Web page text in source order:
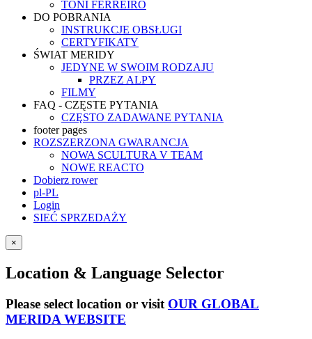
TONI FERREIRO
DO POBRANIA
INSTRUKCJE OBSŁUGI
CERTYFIKATY
ŚWIAT MERIDY
JEDYNE W SWOIM RODZAJU
PRZEZ ALPY
FILMY
FAQ - CZĘSTE PYTANIA
CZĘSTO ZADAWANE PYTANIA
footer pages
ROZSZERZONA GWARANCJA
NOWA SCULTURA V TEAM
NOWE REACTO
Dobierz rower
pl-PL
Login
SIEĆ SPRZEDAŻY
×
Location & Language Selector
Please select location or visit OUR GLOBAL
MERIDA WEBSITE